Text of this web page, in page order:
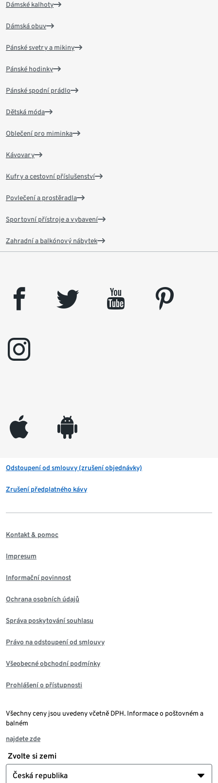
Dámské kalhoty
Dámská obuv
Pánské svetry a mikiny
Pánské hodinky
Pánské spodní prádlo
Dětská móda
Oblečení pro miminka
Kávovary
Kufry a cestovní příslušenství
Povlečení a prostěradla
Sportovní přístroje a vybavení
Zahradní a balkónový nábytek
facebook twitter youtube
pinterest
instagram
appleinc android
Odstoupení od smlouvy (zrušení objednávky)
Zrušení předplatného kávy
Kontakt & pomoc
Impresum
Informační povinnost
Ochrana osobních údajů
Správa poskytování souhlasu
Právo na odstoupení od smlouvy
Všeobecné obchodní podmínky
Prohlášení o přístupnosti
Všechny ceny jsou uvedeny včetně DPH. Informace o poštovném a
balném
najdete zde
Zvolte si zemi
Česká republika